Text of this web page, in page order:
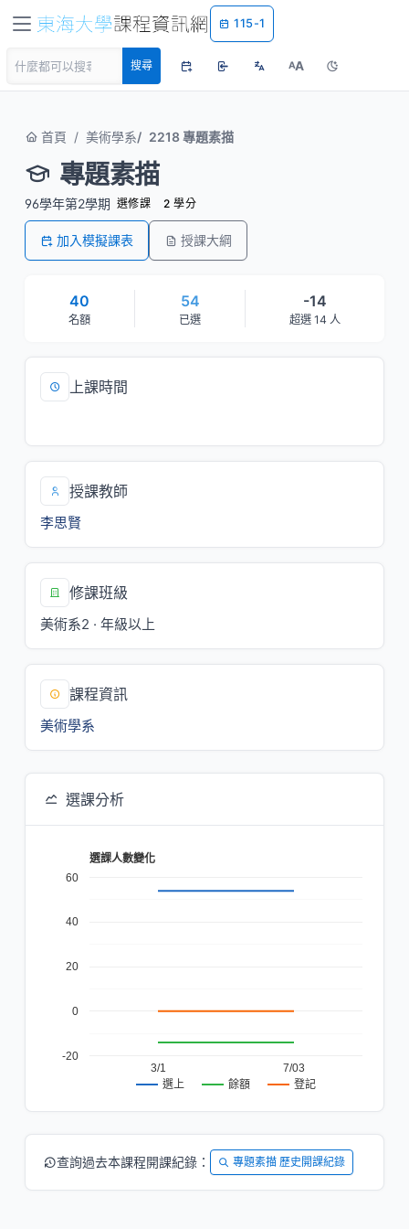
115-1
搜尋 AA
首頁 美術學系 2218 專題素描
專題素描
96學年第2學期 選修課 2 學分
加入模擬課表 授課大綱
40
名額
54
已選
-14
超選 14 人
上課時間
授課教師
李思賢
修課班級
美術系2 · 年級以上
課程資訊
美術學系
選課分析
選課人數變化
選上 餘額 登記
3/1 7/03
-20
0
20
40
60
查詢過去本課程開課紀錄： 專題素描 歷史開課紀錄